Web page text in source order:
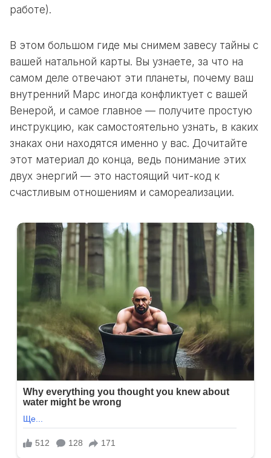
работе).
В этом большом гиде мы снимем завесу тайны с
вашей натальной карты. Вы узнаете, за что на
самом деле отвечают эти планеты, почему ваш
внутренний Марс иногда конфликтует с вашей
Венерой, и самое главное — получите простую
инструкцию, как самостоятельно узнать, в каких
знаках они находятся именно у вас. Дочитайте
этот материал до конца, ведь понимание этих
двух энергий — это настоящий чит-код к
счастливым отношениям и самореализации.